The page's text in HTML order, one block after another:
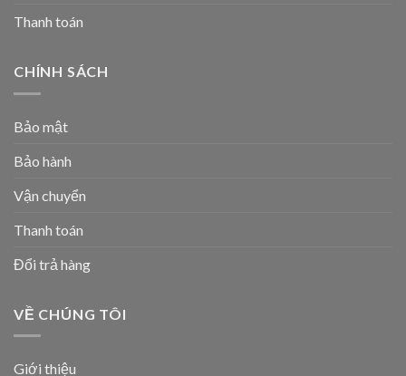
Thanh toán
CHÍNH SÁCH
Bảo mật
Bảo hành
Vận chuyển
Thanh toán
Đổi trả hàng
VỀ CHÚNG TÔI
Giới thiệu